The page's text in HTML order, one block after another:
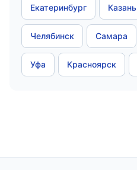
Екатеринбург Казань
Челябинск Самара
Уфа Красноярск